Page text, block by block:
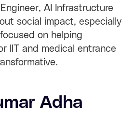
AI Infrastructure
social impact, especially
on helping
IIT and medical entrance
Adha